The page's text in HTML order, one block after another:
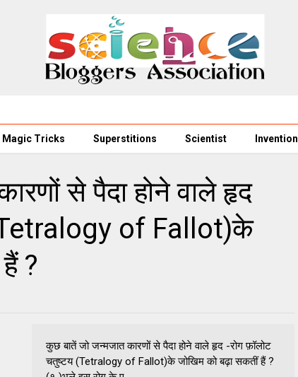
Magic Tricks Superstitions Scientist Invention
से पैदा होने वाले हृद
of Fallot)के
?
कुछ बातें जो जन्मजात कारणों से पैदा होने वाले हृद -रोग फ़ॉलोट
चतुष्टय (Tetralogy of Fallot)के जोखिम को बढ़ा सकतीं हैं ?